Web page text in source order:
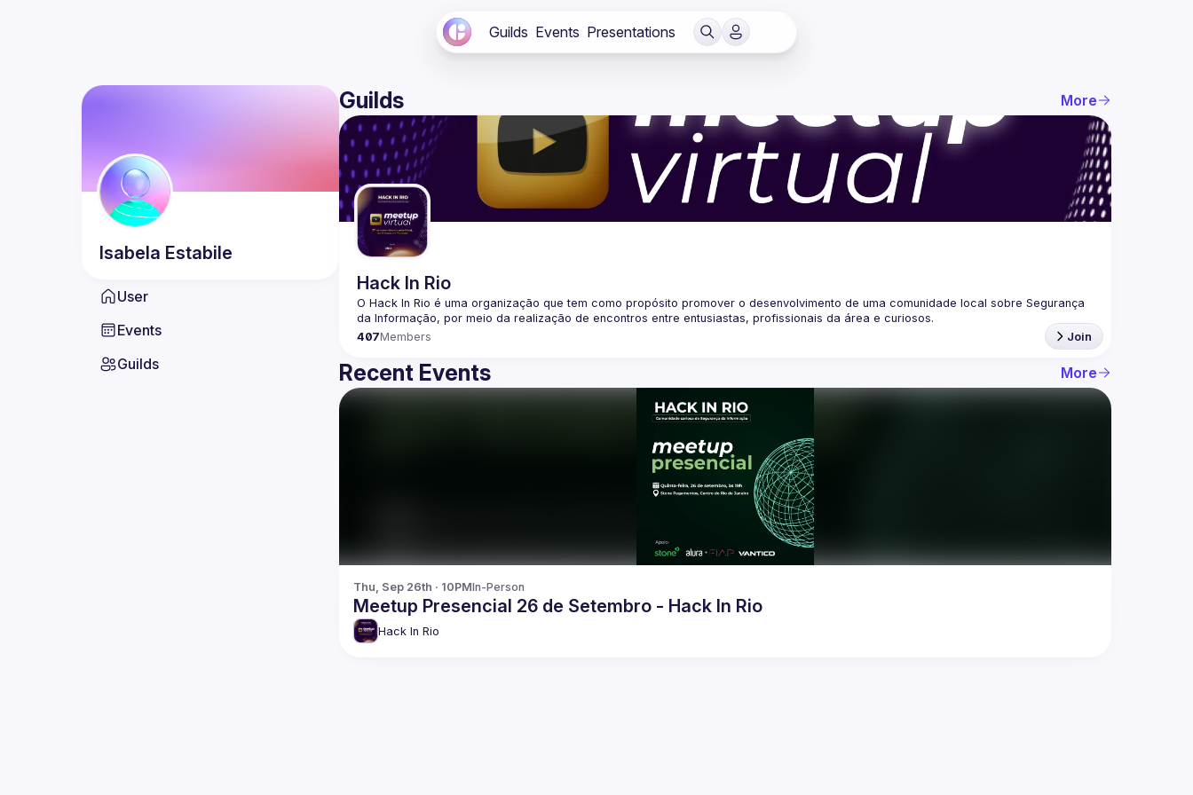
Guilds Events Presentations
Isabela Estabile
User
Events
Guilds
Guilds More
Hack In Rio
O Hack In Rio é uma organização que tem como propósito promover o desenvolvimento de uma comunidade local sobre Segurança
407Members Join
Recent Events More
Thu, Sep 26th · 10PMIn-Person
Meetup Presencial 26 de Setembro - Hack In Rio
Hack In Rio